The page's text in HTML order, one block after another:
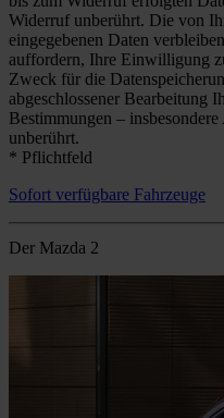
Widerruf unberührt. Die von
eingegebenen Daten
auffordern, Ihre Einwilligung
Zweck für die
abgeschlossener Bearbeitung
Bestimmungen –
unberührt.
* Pflichtfeld
Sofort verfügbare Fahrzeuge
Der Mazda 2